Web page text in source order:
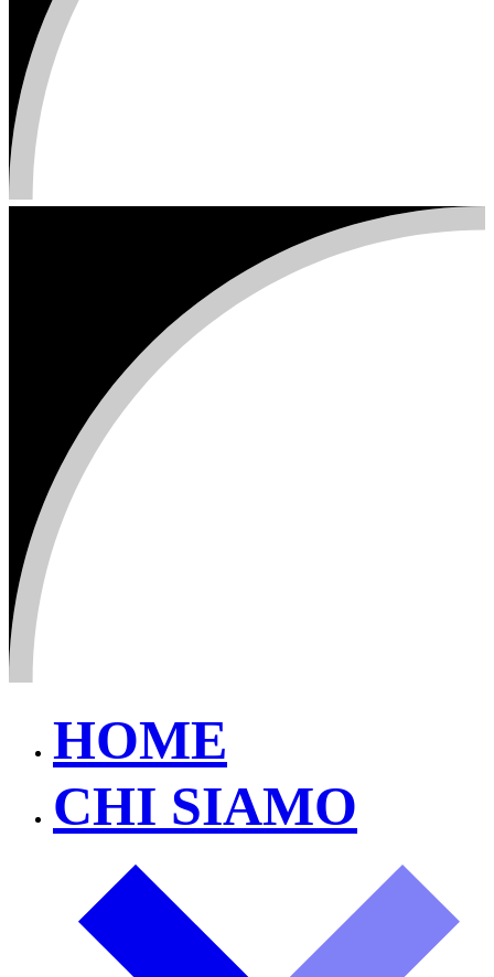
HOME
CHI SIAMO